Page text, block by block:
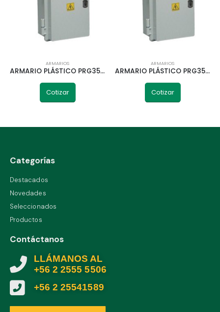
ARMARIOS
ARMARIO PLÁSTICO PRG359 ROKER 277X200X172MM
Cotizar
ARMARIOS
ARMARIO PLÁSTICO PRG354 ROKER 310X230X150MM
Cotizar
Categorías
Destacados
Novedades
Seleccionados
Productos
Contáctanos
LLÁMANOS AL
+56 2 2555 5506
+56 2 25541589